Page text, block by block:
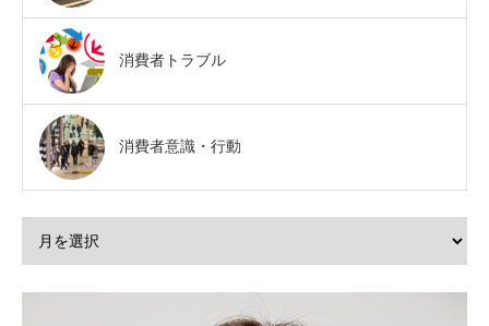
消費者トラブル
消費者意識・行動